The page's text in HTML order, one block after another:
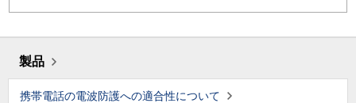
製品
携帯電話の電波防護への適合性について